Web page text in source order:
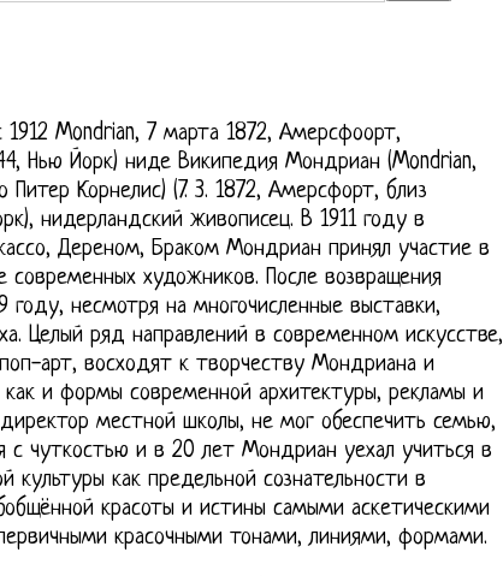
1912 Mondrian, 7 марта 1872, Амерсфоорт,
Нью Йорк) ниде Википедия Мондриан (Mondrian,
Питер Корнелис) (7. 3. 1872, Амерсфорт, близ
нидерландский живописец. В 1911 году в
Дереном, Браком Мондриан принял участие в
художников. После возвращения
несмотря на многочисленные выставки,
Целый ряд направлений в современном искусстве,
арт, восходят к творчеству Мондриана и
и формы современной архитектуры, рекламы и
местной школы, не мог обеспечить семью,
с чуткостью и в 20 лет Мондриан уехал учиться в
культуры как предельной сознательности в
красоты и истины самыми аскетическими
красочными тонами, линиями, формами.